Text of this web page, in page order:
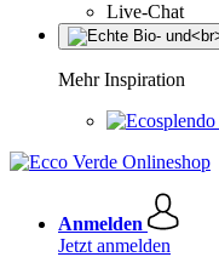
Live-Chat
Mehr Inspiration
Anmelden
Jetzt anmelden